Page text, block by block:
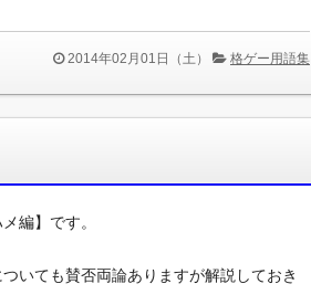
2014年02月01日（土） 格ゲー用語集
編】です。
いても賛否両論ありますが解説しておき